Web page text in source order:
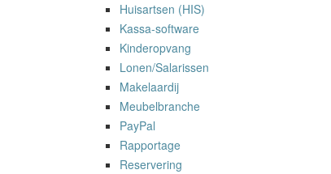
Huisartsen (HIS)
Kassa-software
Kinderopvang
Lonen/Salarissen
Makelaardij
Meubelbranche
PayPal
Rapportage
Reservering